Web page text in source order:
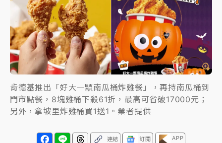
白海豚挾豪雨狂炸新北！時雨量破百毫米 水塔、雨棚
砸落毀車
肯德基推出「好大一顆南瓜桶炸雞餐」，再持南瓜桶到
門市點餐，8塊雞桶下殺61折，最高可省破17000元；
另外，拿坡里炸雞桶買1送1。業者提供
連結 訂閱 APP